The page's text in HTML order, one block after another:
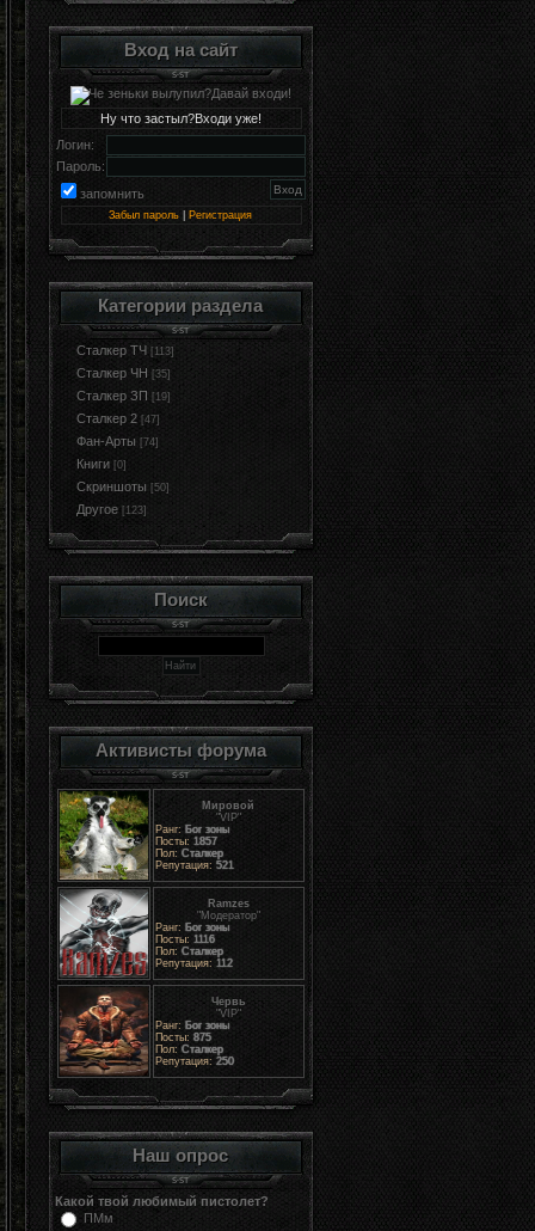
Вход на сайт
Ну что застыл?Входи уже!
Логин:
Пароль:
запомнить
Забыл пароль Регистрация
Категории раздела
Сталкер ТЧ [113]
Сталкер ЧН [35]
Сталкер ЗП [19]
Сталкер 2 [47]
Фан-Арты [74]
Книги [0]
Cкриншоты [50]
Другое [123]
Поиск
Активисты форума
Мировой
"VIP"
Ранг: Бог зоны
Посты: 1857
Пол: Сталкер
Репутация: 521
Ramzes
"Модератор"
Ранг: Бог зоны
Посты: 1116
Пол: Сталкер
Репутация: 112
Червь
"VIP"
Ранг: Бог зоны
Посты: 875
Пол: Сталкер
Репутация: 250
Наш опрос
Какой твой любимый пистолет?
ПМм